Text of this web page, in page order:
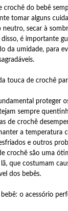
crochê do bebê
tomar alguns
neutro, secar à
é importante
da umidade, para
touca de crochê
proteger
sempre
de crochê
a temperatura
e outros
crochê são uma
que costumam
dos bebês.
bebê: o acessório